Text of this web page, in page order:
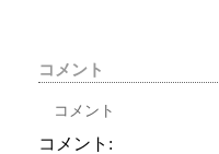
コメント
コメント
コメント: